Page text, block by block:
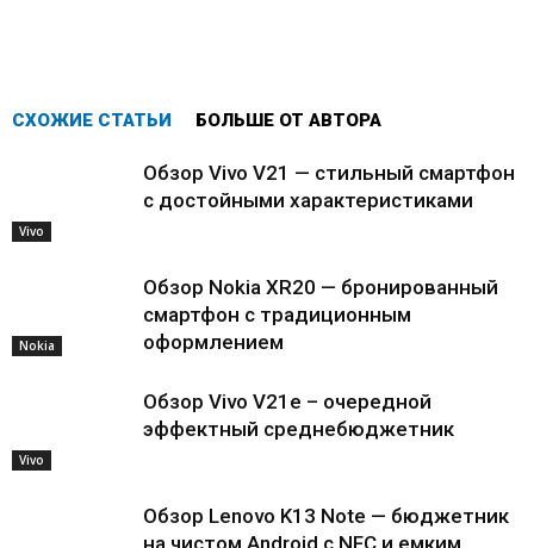
СХОЖИЕ СТАТЬИ БОЛЬШЕ ОТ АВТОРА
Vivo
Обзор Vivo V21 — стильный смартфон
с достойными характеристиками
Nokia
Обзор Nokia XR20 — бронированный
смартфон с традиционным
оформлением
Vivo
Обзор Vivo V21e – очередной
эффектный среднебюджетник
Обзор Lenovo K13 Note — бюджетник
на чистом Android с NFC и емким